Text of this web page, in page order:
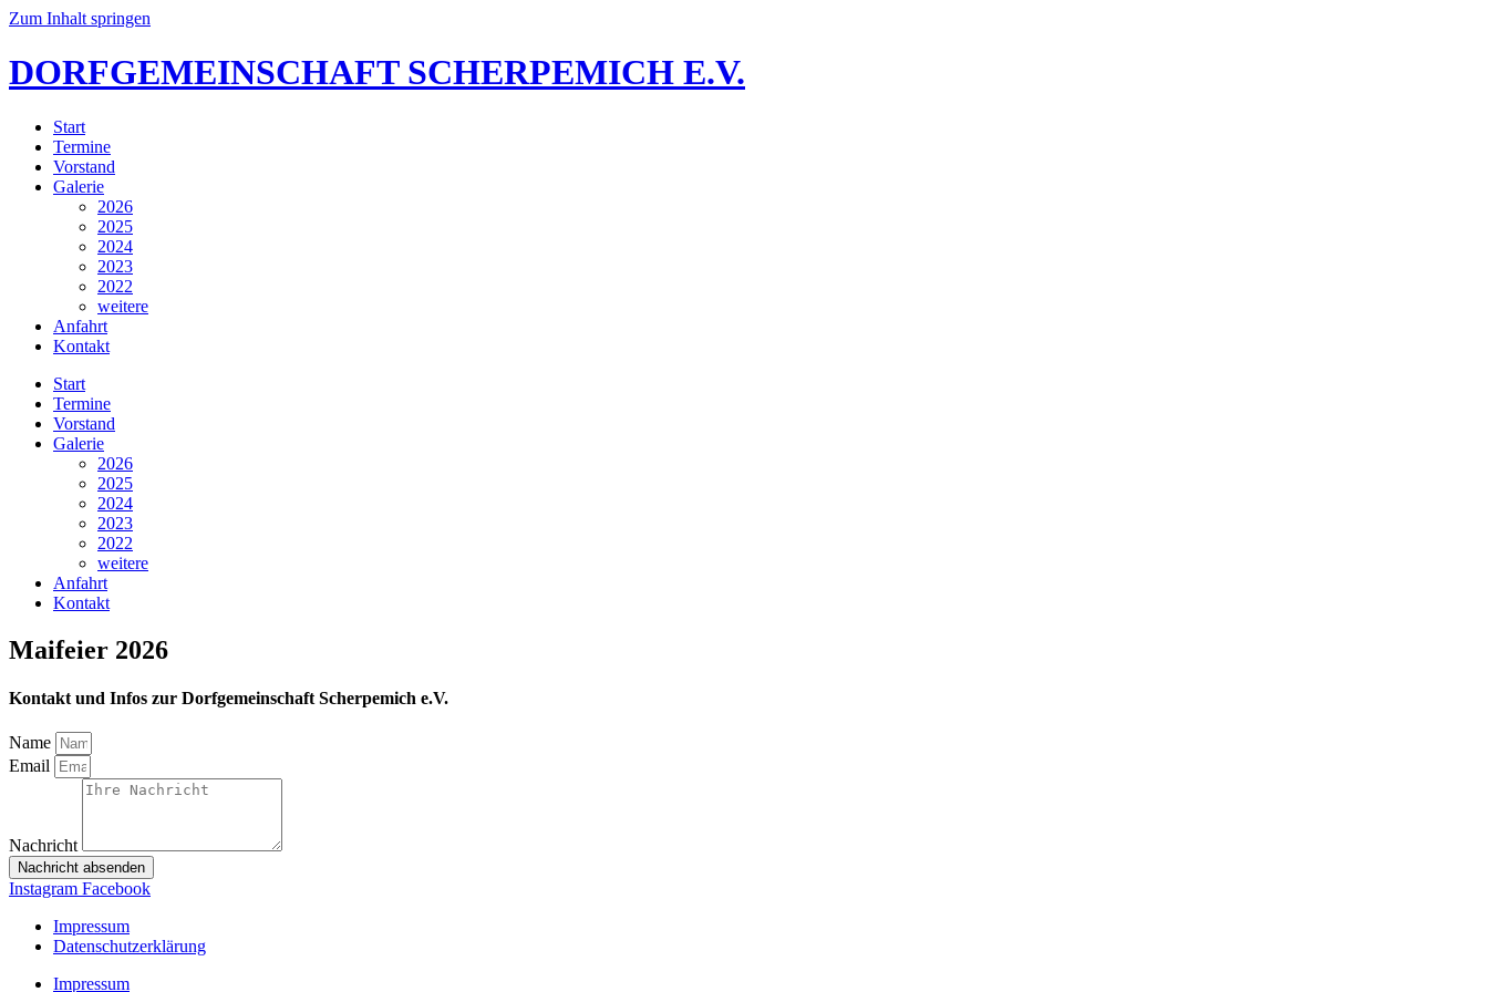
Zum Inhalt springen
DORFGEMEINSCHAFT SCHERPEMICH E.V.
Start
Termine
Vorstand
Galerie
2026
2025
2024
2023
2022
weitere
Anfahrt
Kontakt
Start
Termine
Vorstand
Galerie
2026
2025
2024
2023
2022
weitere
Anfahrt
Kontakt
Maifeier 2026
Kontakt und Infos zur Dorfgemeinschaft Scherpemich e.V.
Name
Email
Nachricht
Nachricht absenden
Instagram Facebook
Impressum
Datenschutzerklärung
Impressum